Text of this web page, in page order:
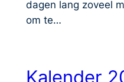
dagen lang zoveel
om te…
Kalender